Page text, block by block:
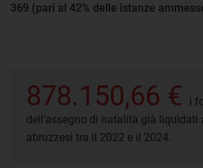
369 (pari al 42% delle istanze
878.150,66 €
i
dell’assegno di natalità già
abruzzesi tra il 2022 e il 2024.